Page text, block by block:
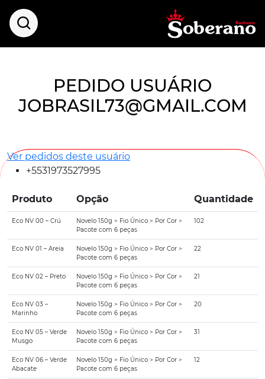
PEDIDO USUÁRIO
JOBRASIL73@GMAIL.COM
Ver pedidos deste usuário
+5531973527995
Produto Opção Quantidade
Eco NV 00 – Crú
Novelo 150g > Fio Único > Por Cor >
Pacote com 6 peças
102
Eco NV 01 – Areia
Novelo 150g > Fio Único > Por Cor >
Pacote com 6 peças
22
Eco NV 02 – Preto
Novelo 150g > Fio Único > Por Cor >
Pacote com 6 peças
21
Eco NV 03 –
Marinho
Novelo 150g > Fio Único > Por Cor >
Pacote com 6 peças
20
Eco NV 05 – Verde
Musgo
Novelo 150g > Fio Único > Por Cor >
Pacote com 6 peças
31
Eco NV 06 – Verde
Abacate
Novelo 150g > Fio Único > Por Cor >
Pacote com 6 peças
12